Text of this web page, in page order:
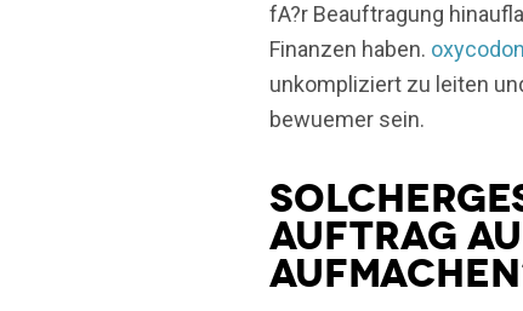
fA?r Beauftragung
Finanzen haben.
unkompliziert zu leiten
bewuemer sein.
Auftrag auf